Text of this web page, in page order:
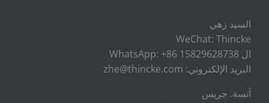
السيد زهي
WeChat: Thincke
ال WhatsApp: +86 15829628738
البريد الإلكتروني: zhe@thincke.com
آنسة. جريس